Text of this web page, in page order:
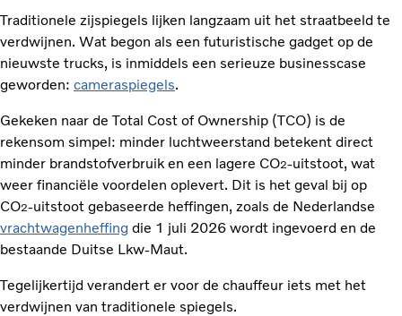
Traditionele zijspiegels lijken langzaam uit het straatbeeld te
verdwijnen. Wat begon als een futuristische gadget op de
nieuwste trucks, is inmiddels een serieuze businesscase
geworden: cameraspiegels.
Gekeken naar de Total Cost of Ownership (TCO) is de
rekensom simpel: minder luchtweerstand betekent direct
minder brandstofverbruik en een lagere CO2-uitstoot, wat
weer financiële voordelen oplevert. Dit is het geval bij op
CO2-uitstoot gebaseerde heffingen, zoals de Nederlandse
vrachtwagenheffing die 1 juli 2026 wordt ingevoerd en de
bestaande Duitse Lkw-Maut.
Tegelijkertijd verandert er voor de chauffeur iets met het
verdwijnen van traditionele spiegels.